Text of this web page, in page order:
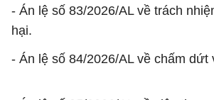
- Án lệ số 83/2026/AL về trách
hại.
- Án lệ số 84/2026/AL về chấm